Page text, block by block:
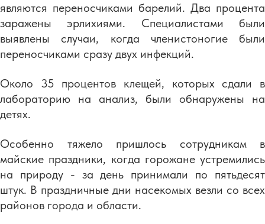
являются переносчиками барелий. Два процента
заражены эрлихиями. Специалистами были
выявлены случаи, когда членистоногие были
переносчиками сразу двух инфекций.
Около 35 процентов клещей, которых сдали в
лабораторию на анализ, были обнаружены на
детях.
Особенно тяжело пришлось сотрудникам в
майские праздники, когда горожане устремились
на природу - за день принимали по пятьдесят
штук. В праздничные дни насекомых везли со всех
районов города и области.